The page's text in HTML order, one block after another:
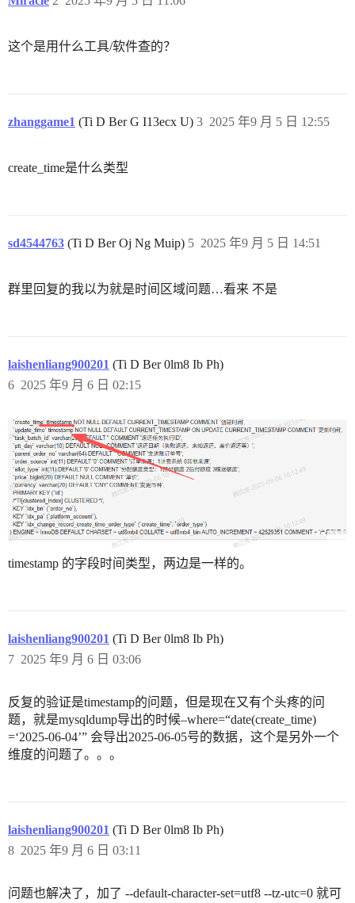
这个是用什么工具/软件查的？
zhanggame1 (Ti D Ber G I13ecx U) 2025 年9 月 5 日 12:55
3
create_time是什么类型
sd4544763 (Ti D Ber Oj Ng Muip) 2025 年9 月 5 日 14:51
5
群里回复的我以为就是时间区域问题…看来 不是
laishenliang900201 (Ti D Ber 0lm8 Ib Ph)
2025 年9 月 6 日 02:15
6
timestamp 的字段时间类型，两边是一样的。
laishenliang900201 (Ti D Ber 0lm8 Ib Ph)
2025 年9 月 6 日 03:06
7
反复的验证是timestamp的问题，但是现在又有个头疼的问
题，就是mysqldump导出的时候–where=“date(create_time)
=‘2025-06-04’” 会导出2025-06-05号的数据，这个是另外一个
维度的问题了。。。
laishenliang900201 (Ti D Ber 0lm8 Ib Ph)
2025 年9 月 6 日 03:11
8
问题也解决了，加了 --default-character-set=utf8 --tz-utc=0 就可